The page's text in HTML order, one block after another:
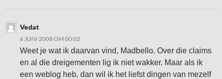
Vedat
6 JUNI 2008 OM 00:02
Weet je wat ik daarvan vind, Madbello. Over die claims
en al die dreigementen lig ik niet wakker. Maar als ik
een weblog heb, dan wil ik het liefst dingen van mezelf